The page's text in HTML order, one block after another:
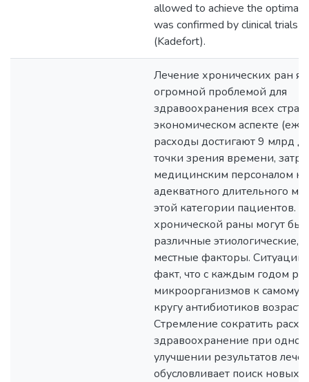
allowed to achieve the optimal
was confirmed by clinical trials
(Kadefort).
Лечение хронических ран
огромной проблемой для
здравоохранения всех стран
экономическом аспекте
расходы достигают 9 млрд
точки зрения времени,
медицинским персоналом
адекватного длительного
этой категории пациентов. В
хронической раны могут
различные этиологические,
местные факторы. Ситуацию
факт, что с каждым годом
микроорганизмов к самому
кругу антибиотиков
Стремление сократить
здравоохранение при
улучшении результатов
обусловливает поиск новых